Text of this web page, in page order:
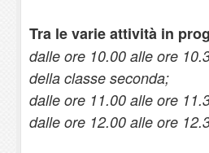
Tra le varie attività in
dalle ore 10.00 alle ore
della classe seconda;
dalle ore 11.00 alle ore
dalle ore 12.00 alle ore